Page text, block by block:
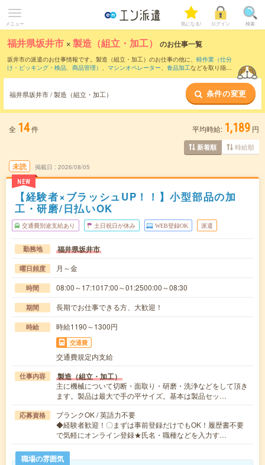
メニュー 気になる! ログイン 検索
福井県坂井市 ×製造（組立・加工） のお仕事一覧
坂井市の派遣のお仕事情報です。製造（組立・加工）のお仕事の他に、 軽作業（仕分
け・ピッキング・検品、商品管理） 、 マシンオペレーター、 食品加工などを取り揃え
製造（組立・加工）のお仕事とは？とは？
福井県坂井市 / 製造（組立・加工） 条件の変更
全 14件 平均時給: 1,189 円
新着順 時給順
未読
NEW
掲載日 2026/08/05
【経験者×ブラッシュUP！！】小型部品の加
工・研磨/日払いOK
交通費別途支給あり 土日祝日が休み WEB登録OK 派遣
勤務地 福井県坂井市
曜日頻度 月～金
時間 08:00～17:1017:00～01:2500:00～08:30
期間 長期でお仕事できる方、大歓迎！
時給 時給1190～1300円
交通費
交通費規定内支給
仕事内容 製造（組立・加工）
主に機械について切断・面取り・研磨・洗浄などをして頂き
ます。製品は最大で手の平サイズ。基本は製品セッ…
応募資格
ブランクOK / 英語力不要
◆経験者歓迎！〇まずは事前登録だけでもOK！履歴書不要
で気軽にオンライン登録★氏名・職種などを入力す…
職場の雰囲気